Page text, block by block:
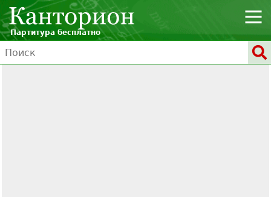
Партитура бесплатно